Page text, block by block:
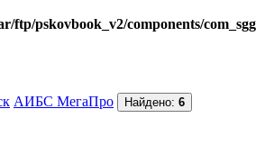
ftp/pskovbook_v2/components/
АИБС МегаПро Найдено: 6